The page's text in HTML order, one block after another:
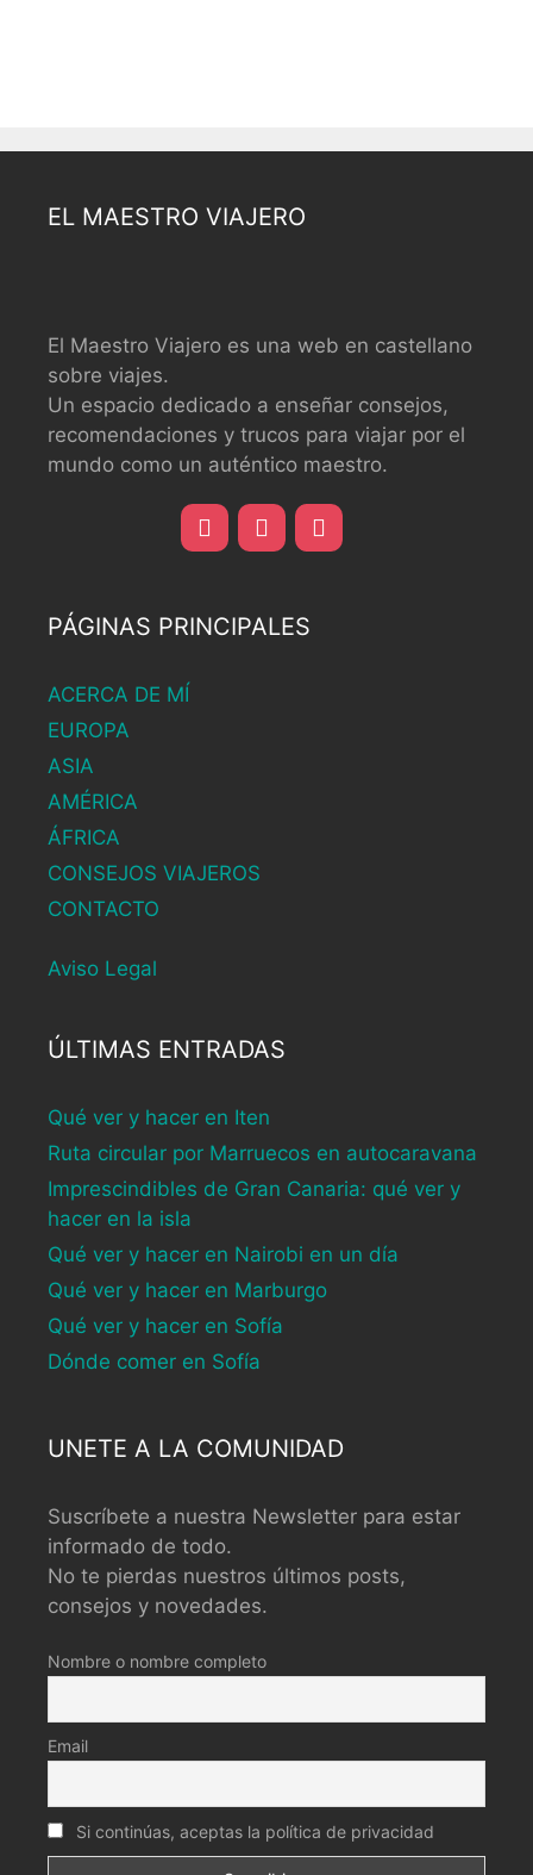
EL MAESTRO VIAJERO
El Maestro Viajero es una web en castellano
sobre viajes.
Un espacio dedicado a enseñar consejos,
recomendaciones y trucos para viajar por el
mundo como un auténtico maestro.
PÁGINAS PRINCIPALES
ACERCA DE MÍ
EUROPA
ASIA
AMÉRICA
ÁFRICA
CONSEJOS VIAJEROS
CONTACTO
Aviso Legal
ÚLTIMAS ENTRADAS
Qué ver y hacer en Iten
Ruta circular por Marruecos en autocaravana
Imprescindibles de Gran Canaria: qué ver y
hacer en la isla
Qué ver y hacer en Nairobi en un día
Qué ver y hacer en Marburgo
Qué ver y hacer en Sofía
Dónde comer en Sofía
UNETE A LA COMUNIDAD
Suscríbete a nuestra Newsletter para estar
informado de todo.
No te pierdas nuestros últimos posts,
consejos y novedades.
Nombre o nombre completo
Email
Si continúas, aceptas la política de privacidad